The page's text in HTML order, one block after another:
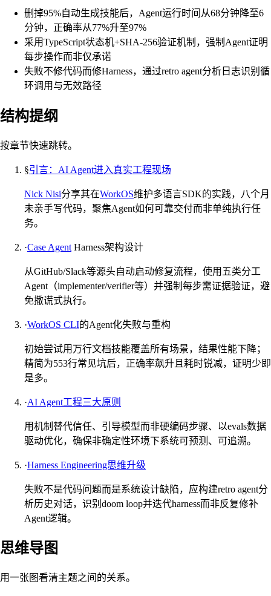
删掉95%自动生成技能后，Agent运行时间从68分钟降至6
分钟，正确率从77%升至97%
采用TypeScript状态机+SHA-256验证机制，强制Agent证明
每步操作而非仅承诺
失败不修代码而修Harness，通过retro agent分析日志识别循
环调用与无效路径
结构提纲
按章节快速跳转。
§引言：AI Agent进入真实工程现场
Nick Nisi分享其在WorkOS维护多语言SDK的实践，八个月
未亲手写代码，聚焦Agent如何可靠交付而非单纯执行任
务。
·Case Agent Harness架构设计
从GitHub/Slack等源头自动启动修复流程，使用五类分工
Agent（implementer/verifier等）并强制每步需证据验证，避
免撒谎式执行。
·WorkOS CLI的Agent化失败与重构
初始尝试用万行文档技能覆盖所有场景，结果性能下降；
精简为553行常见坑后，正确率飙升且耗时锐减，证明少即
是多。
·AI Agent工程三大原则
用机制替代信任、引导模型而非硬编码步骤、以evals数据
驱动优化，确保非确定性环境下系统可预测、可追溯。
·Harness Engineering思维升级
失败不是代码问题而是系统设计缺陷，应构建retro agent分
析历史对话，识别doom loop并迭代harness而非反复修补
Agent逻辑。
思维导图
用一张图看清主题之间的关系。